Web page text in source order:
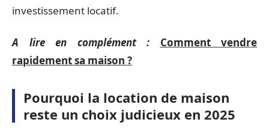
investissement locatif.
A lire en complément :
Comment vendre
rapidement sa maison ?
Pourquoi la location de maison
reste un choix judicieux en 2025